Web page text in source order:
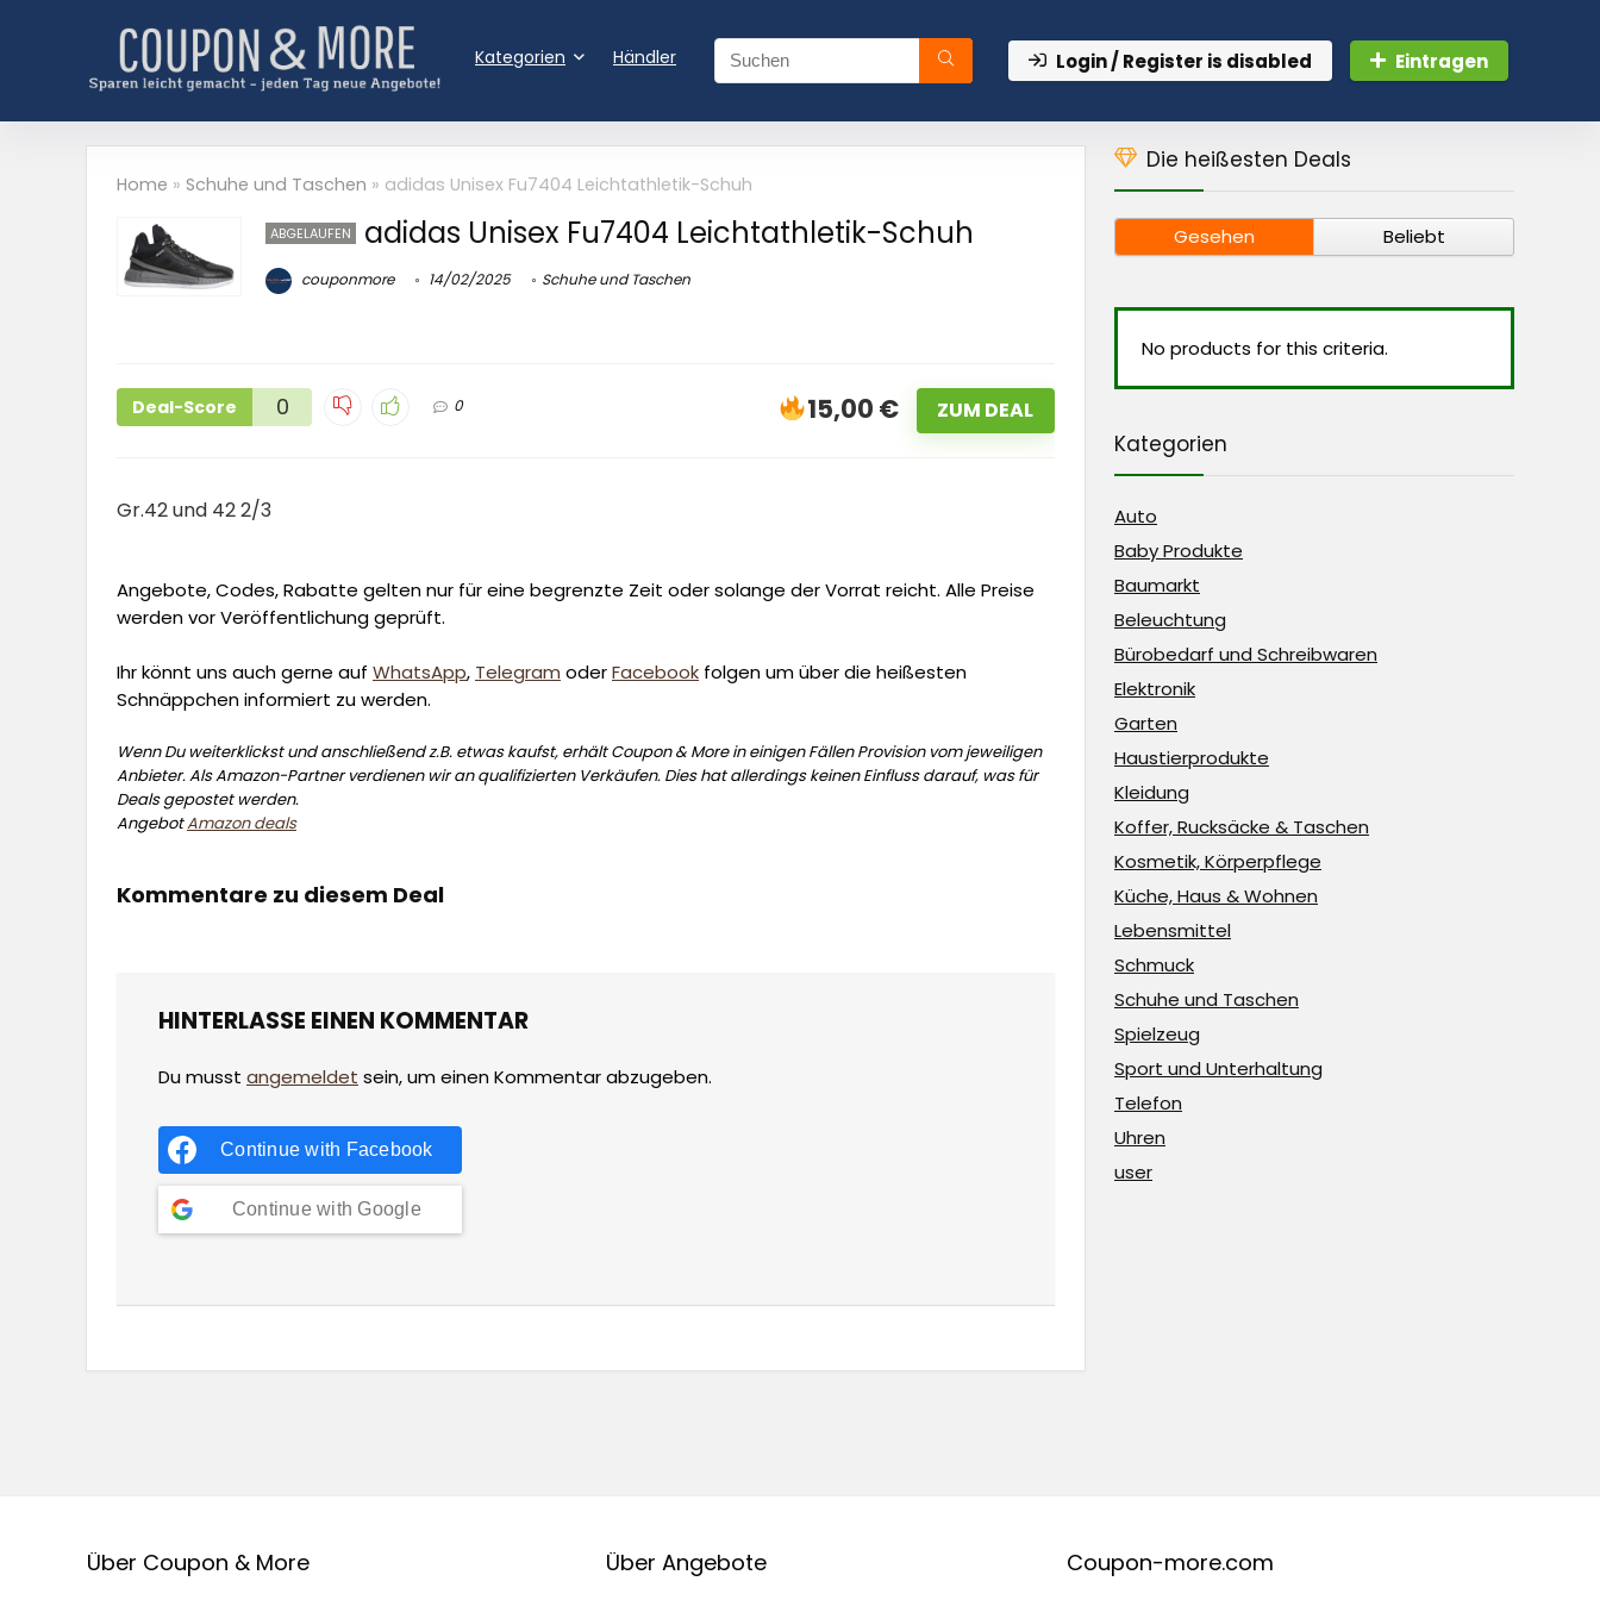
Kategorien Händler Login / Register is disabled Eintragen
Home » Schuhe und Taschen » adidas Unisex Fu7404 Leichtathletik-Schuh
ABGELAUFEN adidas Unisex Fu7404 Leichtathletik-Schuh
couponmore 14/02/2025 Schuhe und Taschen
Deal-Score 0 0 15,00 € ZUM DEAL
Gr.42 und 42 2/3
Angebote, Codes, Rabatte gelten nur für eine begrenzte Zeit oder solange der Vorrat reicht. Alle Preise
werden vor Veröffentlichung geprüft.
Ihr könnt uns auch gerne auf WhatsApp, Telegram oderFacebook folgen um über die heißesten
Schnäppchen informiert zu werden.
Wenn Du weiterklickst und anschließend z.B. etwas kaufst, erhält Coupon & More in einigen Fällen Provision vom jeweiligen
Anbieter. Als Amazon-Partner verdienen wir an qualifizierten Verkäufen. Dies hat allerdings keinen Einfluss darauf, was für
Deals gepostet werden.
AngebotAmazon deals
Kommentare zu diesem Deal
HINTERLASSE EINEN KOMMENTAR
Du musst angemeldet sein, um einen Kommentar abzugeben.
Continue with Facebook
Continue with Google
Die heißesten Deals
Gesehen Beliebt
No products for this criteria.
Kategorien
Auto
Baby Produkte
Baumarkt
Beleuchtung
Bürobedarf und Schreibwaren
Elektronik
Garten
Haustierprodukte
Kleidung
Koffer, Rucksäcke & Taschen
Kosmetik, Körperpflege
Küche, Haus & Wohnen
Lebensmittel
Schmuck
Schuhe und Taschen
Spielzeug
Sport und Unterhaltung
Telefon
Uhren
user
Über Coupon & More Über Angebote Coupon-more.com